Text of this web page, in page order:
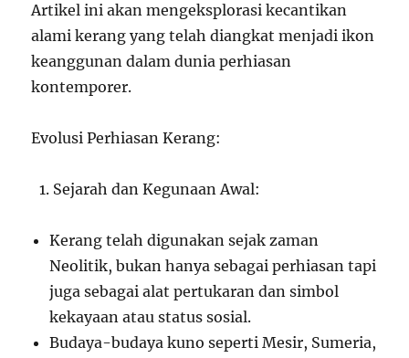
Artikel ini akan mengeksplorasi kecantikan
alami kerang yang telah diangkat menjadi ikon
keanggunan dalam dunia perhiasan
kontemporer.
Evolusi Perhiasan Kerang:
Sejarah dan Kegunaan Awal:
Kerang telah digunakan sejak zaman
Neolitik, bukan hanya sebagai perhiasan tapi
juga sebagai alat pertukaran dan simbol
kekayaan atau status sosial.
Budaya-budaya kuno seperti Mesir, Sumeria,